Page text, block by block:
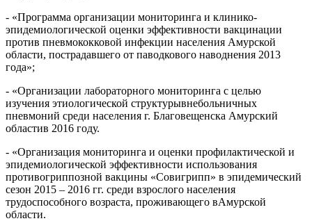
- «Программа организации мониторинга и клинико-
эпидемиологической оценки эффективности вакцинации
против пневмококковой инфекции населения Амурской
области, пострадавшего от паводкового наводнения 2013
года»;
- «Организации лабораторного мониторинга с целью
изучения этиологической структурывнебольничных
пневмоний среди населения г. Благовещенска Амурский
областив 2016 году.
- «Организация мониторинга и оценки профилактической и
эпидемиологической эффективности использования
противогриппозной вакцины «Совигрипп» в эпидемический
сезон 2015 – 2016 гг. среди взрослого населения
трудоспособного возраста, проживающего вАмурской
области.